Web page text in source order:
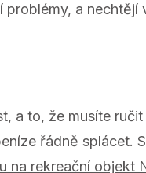
a
a to, že musíte
řádně splácet.
na rekreační objekt